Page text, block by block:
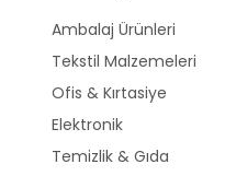
Ambalaj Ürünleri
Tekstil Malzemeleri
Ofis & Kırtasiye
Elektronik
Temizlik & Gıda